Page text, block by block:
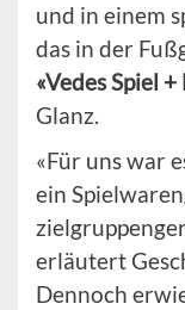
und in einem
das in der
«Vedes Spiel
Glanz.
«Für uns war
ein
erläutert
Dennoch